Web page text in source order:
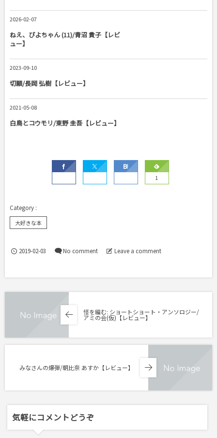
2026-02-07
ねえ、ぴよちゃん (11)/青沼 貴子【レビ
ュー】
2023-09-10
切願/長岡 弘樹【レビュー】
2021-05-08
白鳥とコウモリ/東野 圭吾【レビュー】
1
大好きな本
2019-02-03 No comment Leave a comment
怪を編む: ショートショート・アンソロジー/
アミの会(仮)【レビュー】
みなさんの爆弾/朝比奈 あすか【レビュー】
気軽にコメントどうぞ